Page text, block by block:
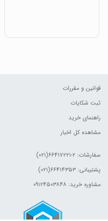
قوانین و مقررات
ثبت شکایات
راهنمای خرید
مشاهده کل اخبار
سفارشات: ۲-۶۶۴۱۷۲۲۱(۰۲۱)
پشتیبانی: ۶۶۴۱۴۳۵۳(۰۲۱)
مشاوره خرید: ۰۹۱۲۴۵۰۳۸۴۸